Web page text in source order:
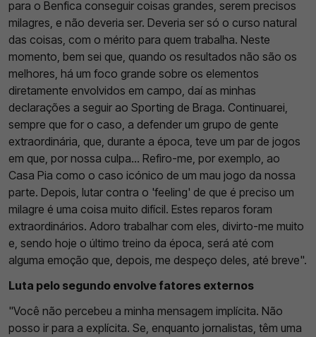
para o Benfica conseguir coisas grandes, serem precisos
milagres, e não deveria ser. Deveria ser só o curso natural
das coisas, com o mérito para quem trabalha. Neste
momento, bem sei que, quando os resultados não são os
melhores, há um foco grande sobre os elementos
diretamente envolvidos em campo, daí as minhas
declarações a seguir ao Sporting de Braga. Continuarei,
sempre que for o caso, a defender um grupo de gente
extraordinária, que, durante a época, teve um par de jogos
em que, por nossa culpa... Refiro-me, por exemplo, ao
Casa Pia como o caso icónico de um mau jogo da nossa
parte. Depois, lutar contra o 'feeling' de que é preciso um
milagre é uma coisa muito difícil. Estes reparos foram
extraordinários. Adoro trabalhar com eles, divirto-me muito
e, sendo hoje o último treino da época, será até com
alguma emoção que, depois, me despeço deles, até breve".
Luta pelo segundo envolve fatores externos
"Você não percebeu a minha mensagem implícita. Não
posso ir para a explícita. Se, enquanto jornalistas, têm uma